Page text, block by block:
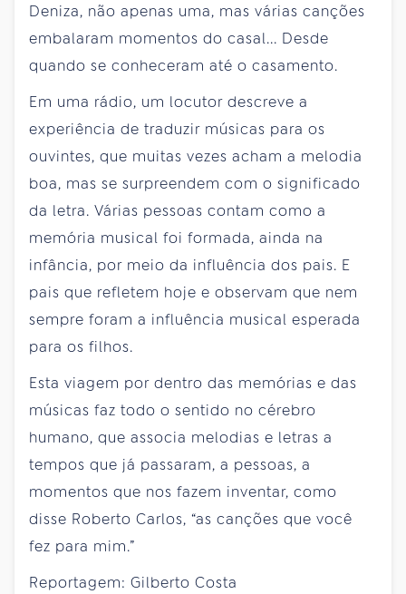
Deniza, não apenas uma, mas várias canções
embalaram momentos do casal... Desde
quando se conheceram até o casamento.
Em uma rádio, um locutor descreve a
experiência de traduzir músicas para os
ouvintes, que muitas vezes acham a melodia
boa, mas se surpreendem com o significado
da letra. Várias pessoas contam como a
memória musical foi formada, ainda na
infância, por meio da influência dos pais. E
pais que refletem hoje e observam que nem
sempre foram a influência musical esperada
para os filhos.
Esta viagem por dentro das memórias e das
músicas faz todo o sentido no cérebro
humano, que associa melodias e letras a
tempos que já passaram, a pessoas, a
momentos que nos fazem inventar, como
disse Roberto Carlos, “as canções que você
fez para mim.”
Reportagem: Gilberto Costa